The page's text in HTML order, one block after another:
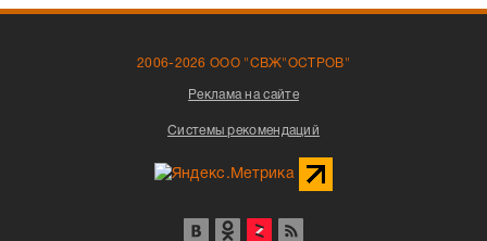
2006-2026 ООО "СВЖ"ОСТРОВ"
Реклама на сайте
Системы рекомендаций